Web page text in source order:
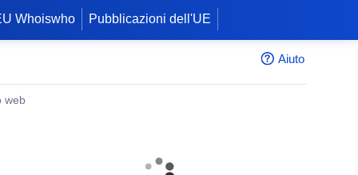
Whoiswho Pubblicazioni dell'UE
Aiuto
web